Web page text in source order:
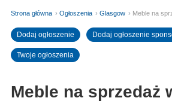
Strona główna Ogłoszenia Glasgow Meble na
Dodaj ogłoszenie Dodaj ogłoszenie
Twoje ogłoszenia
Meble na sprzedaż